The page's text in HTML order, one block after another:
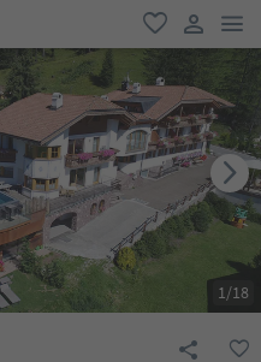
favorit
user link
1/18